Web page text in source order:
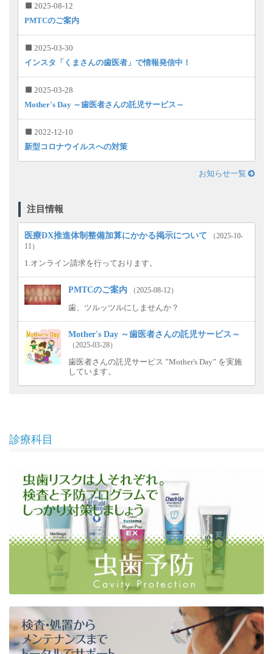
2025-08-12
PMTCのご案内
2025-03-30
インスタ「くまさんの歯医者」で情報発信中！
2025-03-28
Mother's Day ～歯医者さんの託児サービス～
2022-12-10
新型コロナウイルスへの対策
お知らせ一覧
注目情報
医療DX推進体制整備加算にかかる掲示について
（2025-10-
11）
1.オンライン請求を行っております。
PMTCのご案内 （2025-08-12）
歯、ツルッツルにしませんか？
Mother's Day ～歯医者さんの託児サービス～
（2025-03-28）
歯医者さんの託児サービス ”Mother's Day” を実施
しています。
診療科目